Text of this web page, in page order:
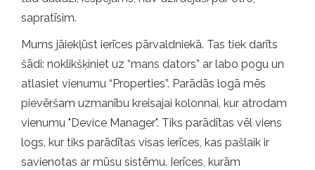
sapratīsim.
Mums jāiekļūst ierīces pārvaldniekā. Tas tiek darīts
šādi: noklikšķiniet uz “mans dators” ar labo pogu un
atlasiet vienumu “Properties”. Parādās logā mēs
pievēršam uzmanību kreisajai kolonnai, kur atrodam
vienumu "Device Manager". Tiks parādītas vēl viens
logs, kur tiks parādītas visas ierīces, kas pašlaik ir
savienotas ar mūsu sistēmu. Ierīces, kurām